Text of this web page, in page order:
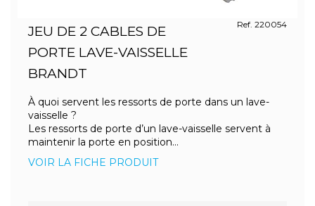
JEU DE 2 CABLES DE
PORTE LAVE-VAISSELLE
BRANDT
Ref. 220054
À quoi servent les ressorts de porte dans un lave-
vaisselle ?
Les ressorts de porte d’un lave-vaisselle servent à
maintenir la porte en position...
VOIR LA FICHE PRODUIT